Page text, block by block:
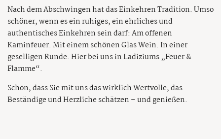
Nach dem Abschwingen hat das Einkehren Tradition. Umso
schöner, wenn es ein ruhiges, ein ehrliches und
authentisches Einkehren sein darf: Am offenen
Kaminfeuer. Mit einem schönen Glas Wein. In einer
geselligen Runde. Hier bei uns in Ladiziums „Feuer &
Flamme“.
Schön, dass Sie mit uns das wirklich Wertvolle, das
Beständige und Herzliche schätzen – und genießen.